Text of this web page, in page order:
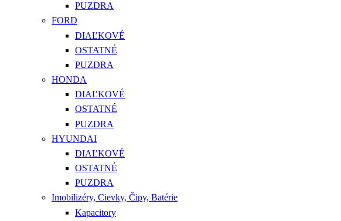
PUZDRA
FORD
DIAĽKOVÉ
OSTATNÉ
PUZDRA
HONDA
DIAĽKOVÉ
OSTATNÉ
PUZDRA
HYUNDAI
DIAĽKOVÉ
OSTATNÉ
PUZDRA
Imobilizéry, Cievky, Čipy, Batérie
Kapacitory